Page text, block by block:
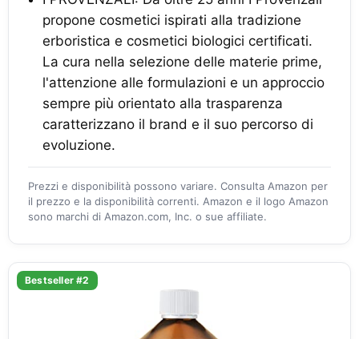
propone cosmetici ispirati alla tradizione
erboristica e cosmetici biologici certificati.
La cura nella selezione delle materie prime,
l'attenzione alle formulazioni e un approccio
sempre più orientato alla trasparenza
caratterizzano il brand e il suo percorso di
evoluzione.
Prezzi e disponibilità possono variare. Consulta Amazon per
il prezzo e la disponibilità correnti. Amazon e il logo Amazon
sono marchi di Amazon.com, Inc. o sue affiliate.
Bestseller #2